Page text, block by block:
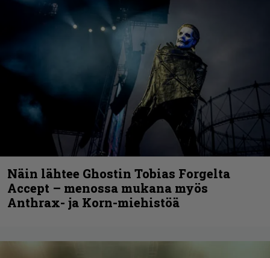
Näin lähtee Ghostin Tobias Forgelta
Accept – menossa mukana myös
Anthrax- ja Korn-miehistöä